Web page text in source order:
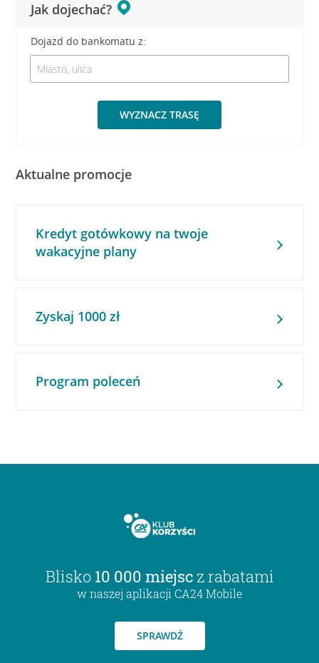
Jak dojechać?
Dojazd do bankomatu z:
WYZNACZ TRASĘ
Aktualne promocje
Kredyt gotówkowy na twoje
wakacyjne plany
Zyskaj 1000 zł
Program poleceń
Blisko 10 000 miejsc z rabatami
w naszej aplikacji CA24 Mobile
SPRAWDŹ